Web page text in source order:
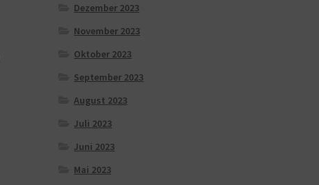
Dezember 2023
November 2023
Oktober 2023
September 2023
August 2023
Juli 2023
Juni 2023
Mai 2023